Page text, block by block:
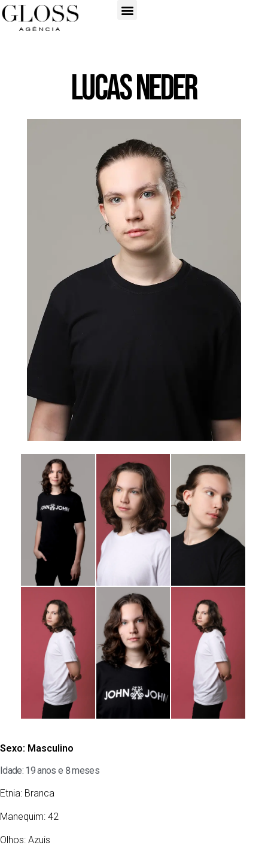
Lucas Neder
Sexo: Masculino
Idade: 19 anos e 8 meses
Etnia: Branca
Manequim: 42
Olhos: Azuis